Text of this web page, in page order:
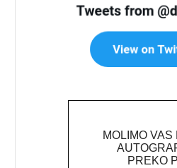
MOLIMO
PREKO